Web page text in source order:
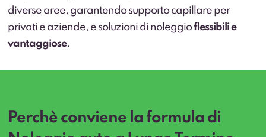
diverse aree, garantendo supporto capillare per
privati e aziende, e soluzioni di noleggioflessibili e
vantaggiose.
Perchè conviene la formula di